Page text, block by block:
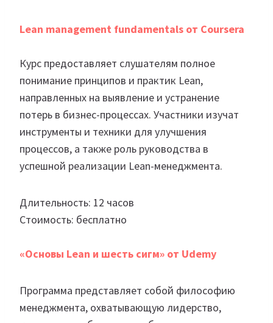
Lean management fundamentals от Coursera
Курс предоставляет слушателям полное
понимание принципов и практик Lean,
направленных на выявление и устранение
потерь в бизнес-процессах. Участники изучат
инструменты и техники для улучшения
процессов, а также роль руководства в
успешной реализации Lean-менеджмента.
Длительность: 12 часов
Стоимость: бесплатно
«Основы Lean и шесть сигм» от Udemy
Программа представляет собой философию
менеджмента, охватывающую лидерство,